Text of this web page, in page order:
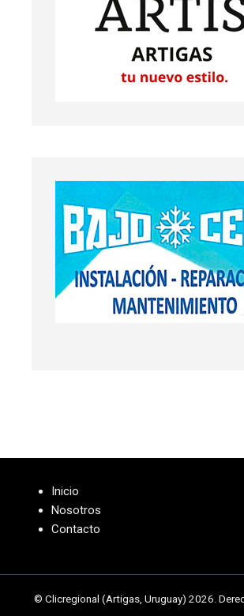
Inicio
Nosotros
Contacto
© Clicregional (Artigas, Uruguay) 2026.